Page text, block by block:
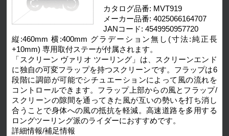
カタログ品番: MVT919
メーカー品番: 4025066164707
JANコード: 4549950957720
縦:460mm 横:400mm グラデーション無し(寸法:純正長
+10mm) 専用取付ステーが付属されます。
「スクリーン ヴァリオ ツーリング」は、スクリーンエンド
に独自の可変フラップを持つスクリーンです。フラップは6
段階に調節が可能でシチュエーションによって風の流れを
コントロールできます。フラップ上部からの風とフラップ/
スクリーンの隙間を通ってきた風が互いの勢いを打ち消し
合うことで身体への風の抵抗を軽減。高速道路を多用する
ロングツーリング派のライダーにおすすめです。
詳細情報/補足情報